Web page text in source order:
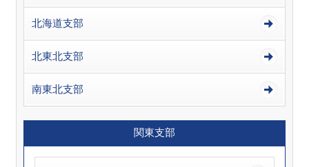
北海道支部
北東北支部
南東北支部
関東支部